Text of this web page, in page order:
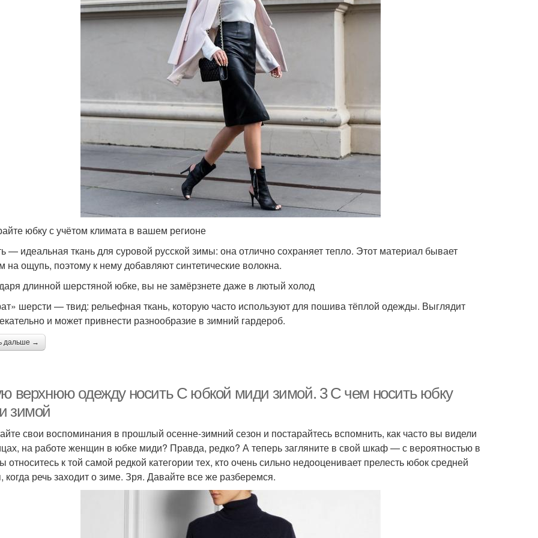
юбку с учётом климата в вашем регионе
— идеальная ткань для суровой русской зимы: она отлично сохраняет тепло. Этот материал бывает
на ощупь, поэтому к нему добавляют синтетические волокна.
длинной шерстяной юбке, вы не замёрзнете даже в лютый холод
шерсти — твид: рельефная ткань, которую часто используют для пошива тёплой одежды. Выглядит
и может привнести разнообразие в зимний гардероб.
дальше →
верхнюю одежду носить С юбкой миди зимой. 3 С чем носить юбку
зимой
свои воспоминания в прошлый осенне-зимний сезон и постарайтесь вспомнить, как часто вы видели
на работе женщин в юбке миди? Правда, редко? А теперь загляните в свой шкаф — с вероятностью в
относитесь к той самой редкой категории тех, кто очень сильно недооценивает прелесть юбок средней
когда речь заходит о зиме. Зря. Давайте все же разберемся.